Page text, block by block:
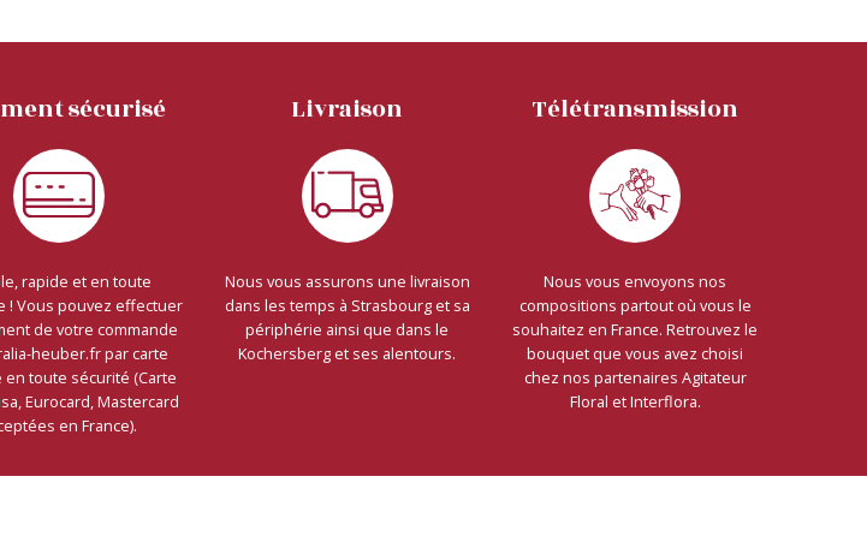
sécurisé
rapide et en toute
! Vous pouvez effectuer
de votre commande
heuber.fr par carte
en toute sécurité (Carte
Eurocard, Mastercard
en France).
Livraison
Nous vous assurons une livraison
dans les temps à Strasbourg et sa
périphérie ainsi que dans le
Kochersberg et ses alentours.
Télétransmission
Nous vous envoyons nos
compositions partout où vous le
souhaitez en France. Retrouvez le
bouquet que vous avez choisi
chez nos partenaires Agitateur
Floral et Interflora.